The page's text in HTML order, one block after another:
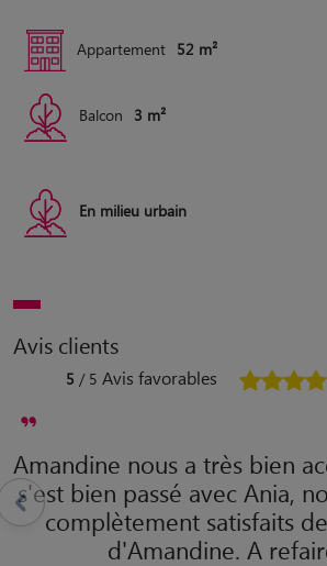
Appartement 52 m²
Balcon 3 m²
En milieu urbain
Avis clients
5 / 5 Avis favorables
Amandine nous a très bien
s'est bien passé avec Ania,
complètement satisfaits
d'Amandine. A